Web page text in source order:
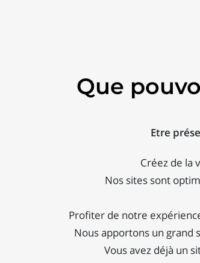
Que
Etre
Créez de la
Nos sites sont
Profiter de notre
Nous apportons un grand
Vous avez déjà un